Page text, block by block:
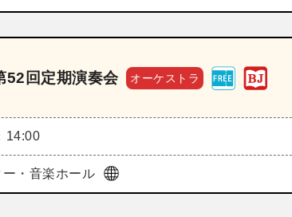
52回定期演奏会 オーケストラ
14:00
・音楽ホール